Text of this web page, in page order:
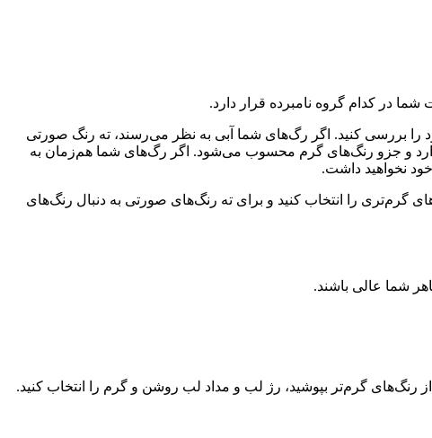
در کدام گروه نامبرده قرار دارد.
بررسی کنید. اگر رگ‌های شما آبی به نظر می‌رسند، ته رنگ صورتی
و جزو رنگ‌های گرم محسوب می‌شود. اگر رگ‌های شما هم‌زمان به
نخواهید داشت.
گرم‌تری را انتخاب کنید و برای ته رنگ‌های صورتی به دنبال رنگ‌های
شما عالی باشند.
رنگ‌های گرم‌تر بپوشید، رژ لب و مداد لب روشن و گرم را انتخاب کنید.